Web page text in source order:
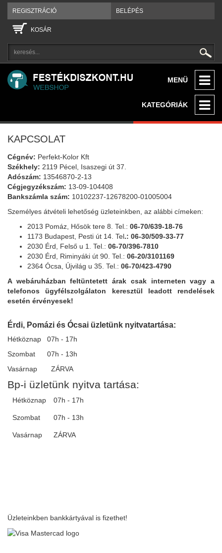
REGISZTRÁCIÓ BELÉPÉS
KOSÁR
MENÜ
KATEGÓRIÁK
KAPCSOLAT
Cégnév: Perfekt-Kolor Kft
Székhely: 2119 Pécel, Isaszegi út 37.
Adószám: 13546870-2-13
Cégjegyzékszám: 13-09-104408
Bankszámla szám: 10102237-12678200-01005004
Személyes átvételi lehetőség üzleteinkben, az alábbi címeken:
2013 Pomáz, Hősök tere 8. Tel.: 06-70/639-18-76
1173 Budapest, Pesti út 14. Tel.: 06-30/509-33-77
2030 Érd, Felső u 1. Tel.: 06-70/396-7810
2030 Érd, Riminyáki út 90. Tel.: 06-20/3101169
2364 Ócsa, Újvilág u 35. Tel.: 06-70/423-4790
A webáruházban feltüntetett árak csak interneten vagy a
telefonos ügyfélszolgálaton keresztül leadott rendelések
esetén érvényesek!
Érdi, Pomázi és Ócsai üzletünk nyitvatartása:
Hétköznap 07h - 17h
Szombat 07h - 13h
Vasárnap ZÁRVA
Bp-i üzletünk nyitva tartása:
Hétköznap 07h - 17h
Szombat 07h - 13h
Vasárnap ZÁRVA
Üzleteinkben bankkártyával is fizethet!